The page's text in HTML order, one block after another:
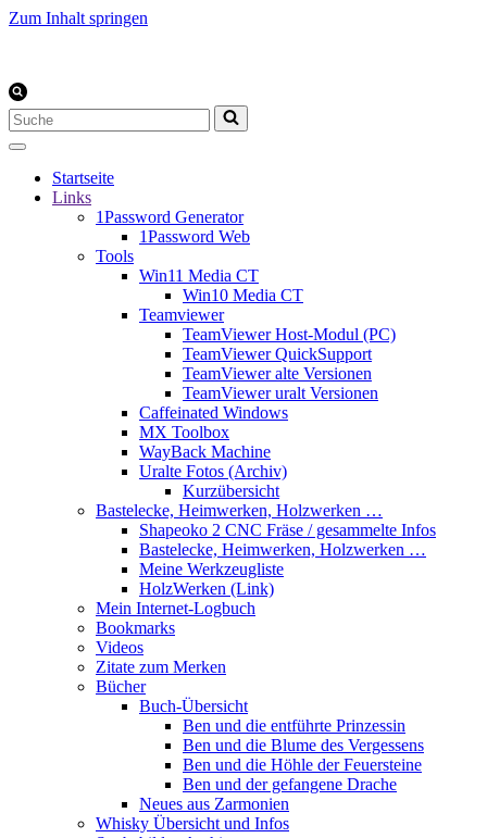
Zum Inhalt springen
Suchen
nach …
Startseite
Links
1Password Generator
1Password Web
Tools
Win11 Media CT
Win10 Media CT
Teamviewer
TeamViewer Host-Modul (PC)
TeamViewer QuickSupport
TeamViewer alte Versionen
TeamViewer uralt Versionen
Caffeinated Windows
MX Toolbox
WayBack Machine
Uralte Fotos (Archiv)
Kurzübersicht
Bastelecke, Heimwerken, Holzwerken …
Shapeoko 2 CNC Fräse / gesammelte Infos
Bastelecke, Heimwerken, Holzwerken …
Meine Werkzeugliste
HolzWerken (Link)
Mein Internet-Logbuch
Bookmarks
Videos
Zitate zum Merken
Bücher
Buch-Übersicht
Ben und die entführte Prinzessin
Ben und die Blume des Vergessens
Ben und die Höhle der Feuersteine
Ben und der gefangene Drache
Neues aus Zarmonien
Whisky Übersicht und Infos